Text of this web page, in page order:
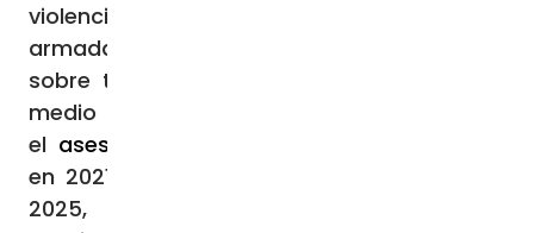
violencia generalizada ejercida por pandillas
armadas, que han ampliado su control
sobre territorios estratégicos del país, en
medio de un vacío de poder tras
el asesinato del presidente Jovenel Moïse
en 2021. Entre octubre de 2024 y junio de
2025, más de mil personas fueron